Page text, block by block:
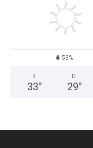
53%
S
33°
D
29°